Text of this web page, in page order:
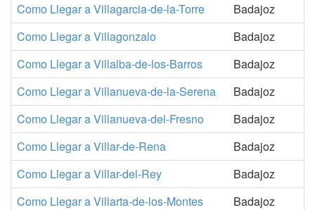
Como Llegar a Villagarcia-de-la-Torre
Badajoz
Como Llegar a Villagonzalo
Badajoz
Como Llegar a Villalba-de-los-Barros
Badajoz
Como Llegar a Villanueva-de-la-Serena
Badajoz
Como Llegar a Villanueva-del-Fresno
Badajoz
Como Llegar a Villar-de-Rena
Badajoz
Como Llegar a Villar-del-Rey
Badajoz
Como Llegar a Villarta-de-los-Montes
Badajoz